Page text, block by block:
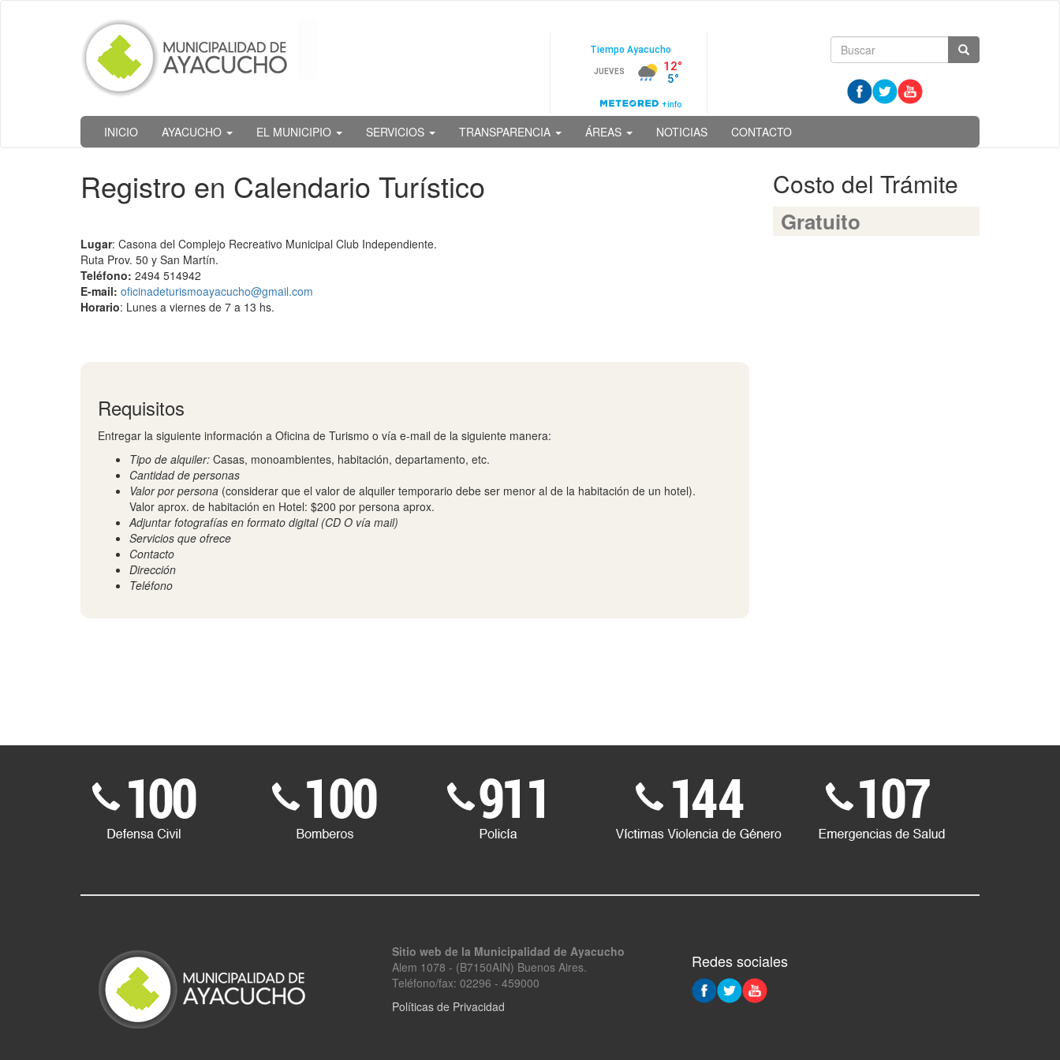
Formulario
de
búsqueda
INICIO AYACUCHO EL MUNICIPIO SERVICIOS TRANSPARENCIA ÁREAS NOTICIAS CONTACTO
Registro en Calendario Turístico
Lugar: Casona del Complejo Recreativo Municipal Club Independiente.
Ruta Prov. 50 y San Martín.
Teléfono: 2494 514942
E-mail: oficinadeturismoayacucho@gmail.com
Horario: Lunes a viernes de 7 a 13 hs.
Requisitos
Entregar la siguiente información a Oficina de Turismo o vía e-mail de la siguiente manera:
Tipo de alquiler: Casas, monoambientes, habitación, departamento, etc.
Cantidad de personas
Valor por persona (considerar que el valor de alquiler temporario debe ser menor al de la habitación de un hotel).
Valor aprox. de habitación en Hotel: $200 por persona aprox.
Adjuntar fotografías en formato digital (CD O vía mail)
Servicios que ofrece
Contacto
Dirección
Teléfono
Costo del Trámite
Gratuito
Sitio web de la Municipalidad de Ayacucho
Alem 1078 - (B7150AIN) Buenos Aires.
Teléfono/fax: 02296 - 459000
Políticas de Privacidad
Redes sociales